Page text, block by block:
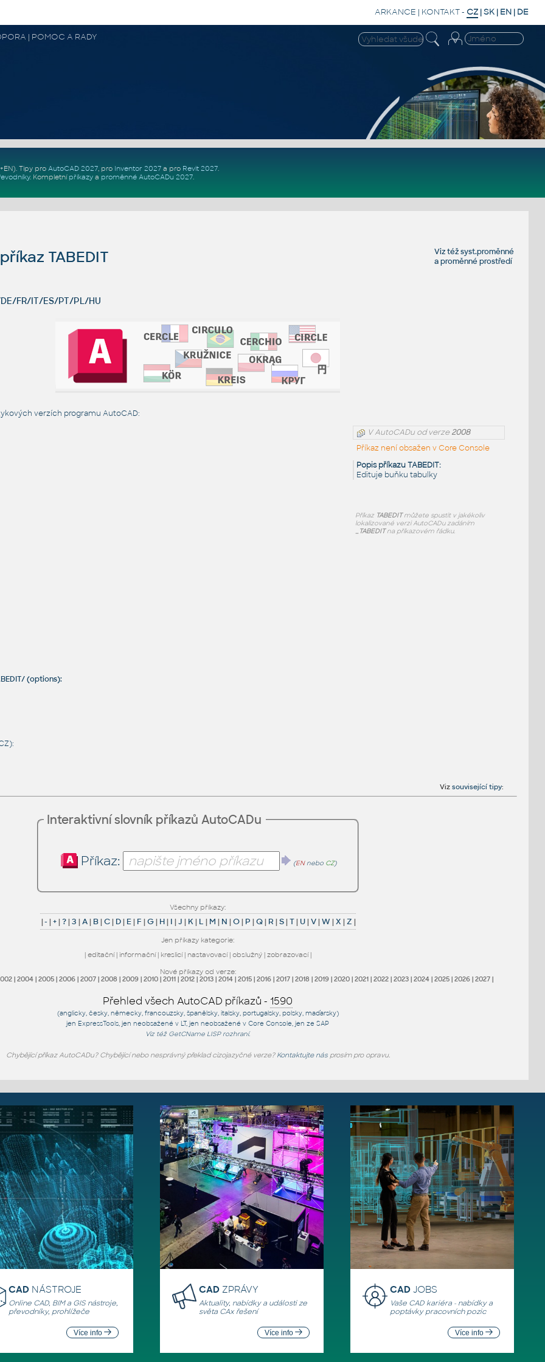
ARKANCE | KONTAKT- CZ |SK | EN | DE
| POMOC A RADY
. Tipy pro AutoCAD 2027, pro Inventor 2027a pro Revit 2027.
. Kompletní příkazya proměnné AutoCADu 2027.
Viz téžsyst.proměnné
aproměnné prostředí
TABEDIT
FR/IT/ES/PT/PL/HU
verzích programu AutoCAD:
V AutoCADu od verze2008
Příkaz není obsažen v Core Console
Popis příkazu TABEDIT:
Edituje buňku tabulky
Příkaz TABEDITmůžete spustit v jakékoliv
lokalizované verzi AutoCADu zadáním
_TABEDITna příkazovém řádku.
(options):
Vizsouvisející tipy:
Interaktivní slovník příkazů AutoCADu
Příkaz: (ENnebo CZ)
Všechny příkazy:
|- |+|?|3 |A| B|C| D| E| F |G| H| I |J | K| L | M | N |O| P |Q| R |S|T| U|V|W|X |Z |
Jen příkazy kategorie:
| editační| informační| kreslicí| nastavovací| obslužný| zobrazovací|
Nové příkazy od verze:
| 2004| 2005| 2006| 2007| 2008 | 2009| 2010| 2011| 2012| 2013| 2014| 2015| 2016| 2017| 2018 | 2019| 2020| 2021| 2022| 2023| 2024| 2025| 2026| 2027|
Přehled všech AutoCAD příkazů - 1590
(anglicky, česky, německy, francouzsky, španělsky, italsky, portugalsky, polsky, maďarsky)
jen ExpressTools, jenneobsažené v LT, jenneobsažené v Core Console, jenze SAP
Viz též GetCName LISP rozhraní.
Chybějící příkaz AutoCADu? Chybějící nebo nesprávný překlad cizojazyčné verze? Kontaktujte násprosím pro opravu.
CAD NÁSTROJE
Online CAD, BIM a GIS nástroje,
převodníky, prohlížeče
Více info
CAD ZPRÁVY
Aktuality, nabídky a události ze
světa CAx řešení
Více info
CADJOBS
Vaše CAD kariéra - nabídky a
poptávky pracovních pozic
Více info